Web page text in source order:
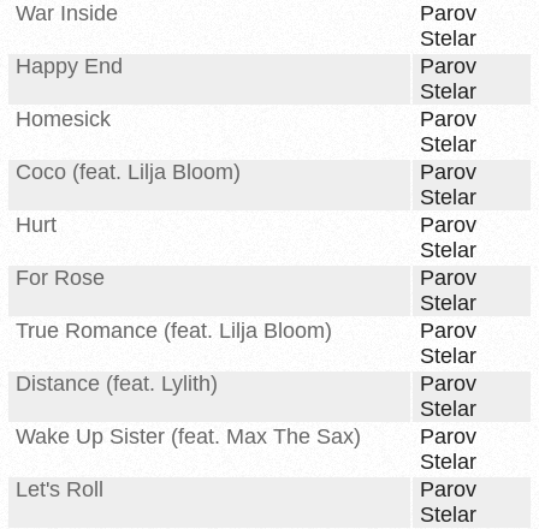
War Inside
Parov
Stelar
Happy End
Parov
Stelar
Homesick
Parov
Stelar
Coco (feat. Lilja Bloom)
Parov
Stelar
Hurt
Parov
Stelar
For Rose
Parov
Stelar
True Romance (feat. Lilja Bloom)
Parov
Stelar
Distance (feat. Lylith)
Parov
Stelar
Wake Up Sister (feat. Max The Sax)
Parov
Stelar
Let's Roll
Parov
Stelar